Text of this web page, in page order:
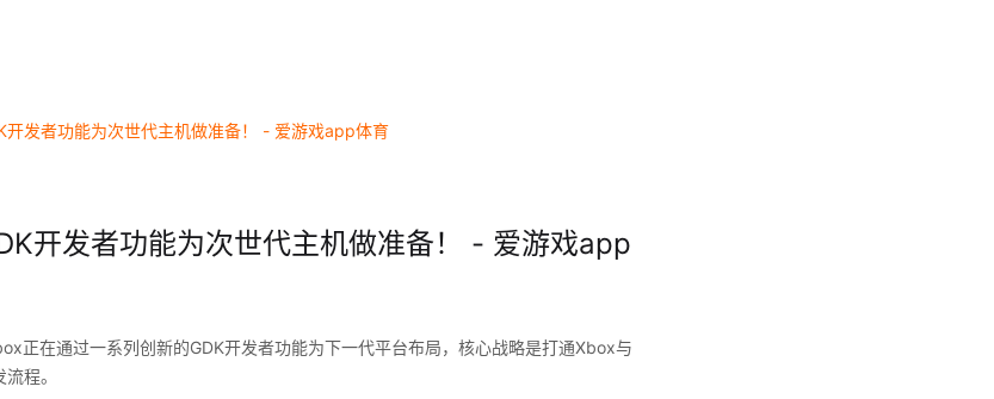
开发者功能为次世代主机做准备！ - 爱游戏app体育
开发者功能为次世代主机做准备！ - 爱游戏app
在通过一系列创新的GDK开发者功能为下一代平台布局，核心战略是打通Xbox与
程。